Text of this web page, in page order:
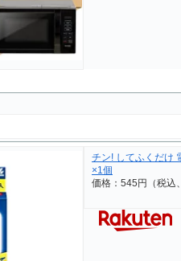
チン! してふくだけ
×1個
価格：545円（税込